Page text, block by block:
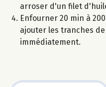
arroser d'un filet
Enfourner 20 min à
ajouter les tranches
immédiatement.